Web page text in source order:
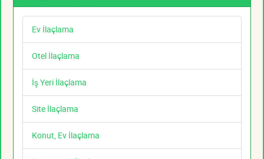
Ev İlaçlama
Otel İlaçlama
İş Yeri İlaçlama
Site İlaçlama
Konut, Ev İlaçlama